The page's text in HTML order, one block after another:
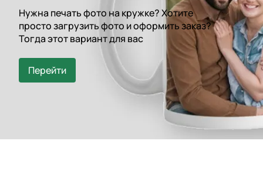
Нужна печать фото на кружке? Хотите
просто загрузить фото и оформить заказ?
Тогда этот вариант для вас
Перейти